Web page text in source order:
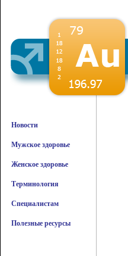
Новости
Мужское здоровье
Женское здоровье
Терминология
Специалистам
Полезные ресурсы